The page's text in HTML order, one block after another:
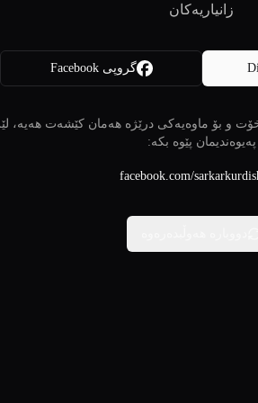
زانیاریەکان
گروپی Facebook
خۆت و بۆ ماوەیەکی درێژە هەمان کێشەت هەیە،
پەیوەندیمان پێوە بکە:
facebook.com/